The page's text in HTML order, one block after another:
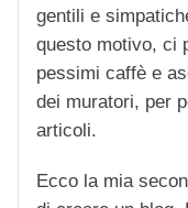
gentili e
questo motivo, ci
pessimi caffè e
dei muratori, per
articoli.
Ecco la mia